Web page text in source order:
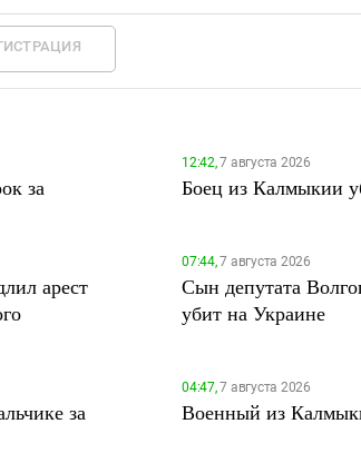
за
12:42,7 августа 2026
Боец из Калмыкии
арест
07:44,7 августа 2026
Сын депутата
убит на Украине
за
04:47,7 августа 2026
Военный из